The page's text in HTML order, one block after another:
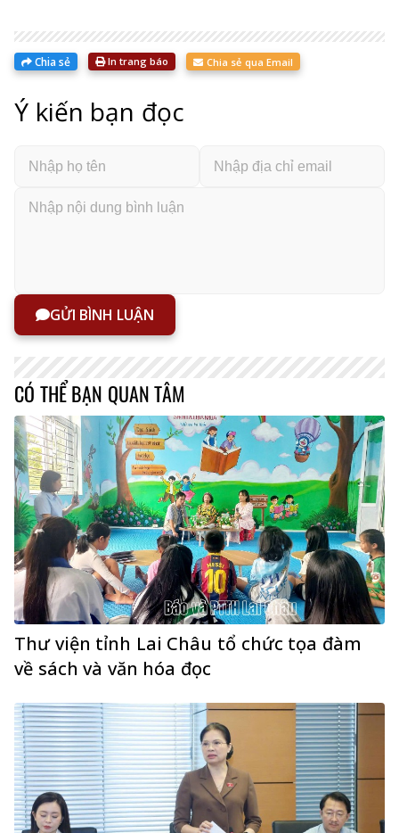
Chia sẻ In trang báo Chia sẻ qua Email
Ý kiến bạn đọc
GỬI BÌNH LUẬN
CÓ THỂ BẠN QUAN TÂM
Thư viện tỉnh Lai Châu tổ chức tọa đàm
về sách và văn hóa đọc